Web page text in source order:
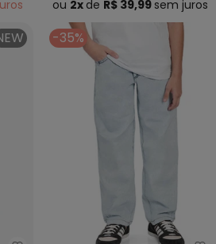
ou 2x de R$ 39,99 sem juros
-35%